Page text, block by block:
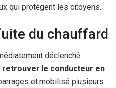
qui protègent les citoyens.
du chauffard
déclenché
le conducteur en
et mobilisé plusieurs